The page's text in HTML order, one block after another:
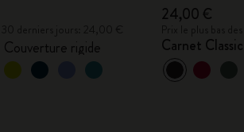
Couverture rigide
24,00 €
Carnet Classic